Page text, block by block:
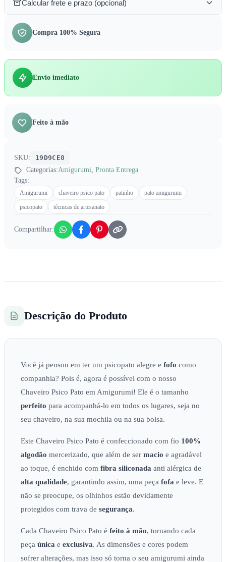
Calcular frete e prazo (opcional)
Compra 100% Segura
Envio imediato
Feito à mão
SKU:
19D9CE8
Categorias:Amigurumi, Pronta Entrega
Tags:
Amigurumi chaveiro psico pato patinho
pato amigurumi
psicopato
técnicas de artesanato
Compartilhar:
Descrição do Produto
Você já pensou em ter um psicopato alegre e fofo como
companhia? Pois é, agora é possível com o nosso
Chaveiro Psico Pato em Amigurumi! Ele é o tamanho
perfeito para acompanhá-lo em todos os lugares, seja no
seu chaveiro, na sua mochila ou na sua bolsa.
Este Chaveiro Psico Pato é confeccionado com fio 100%
algodão mercerizado, que além de ser macio e agradável
ao toque, é enchido com fibra siliconada anti alérgica de
alta qualidade, garantindo assim, uma peça fofa e leve. E
não se preocupe, os olhinhos estão devidamente
protegidos com trava de segurança.
Cada Chaveiro Psico Pato é feito à mão, tornando cada
peça única e exclusiva. As dimensões e cores podem
sofrer alterações, mas isso só torna o seu amigurumi ainda